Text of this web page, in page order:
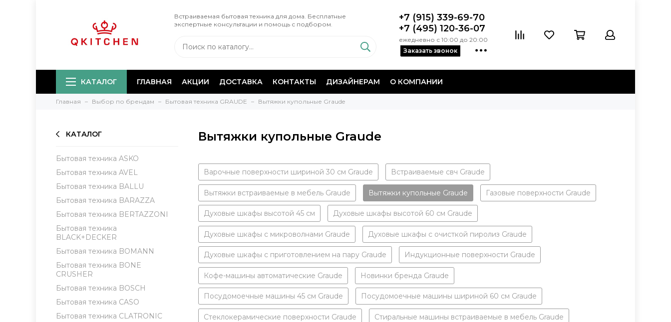
Встраиваемая бытовая техника для дома. Бесплатные
экспертные консультации и помощь с подбором.
+7 (915) 339-69-70
+7 (495) 120-36-07
ежедневно с 10:00 до 20:00
Заказать звонок
КАТАЛОГ ГЛАВНАЯ АКЦИИ ДОСТАВКА КОНТАКТЫ ДИЗАЙНЕРАМ О КОМПАНИИ
Главная Выбор по брендам Бытовая техника GRAUDE Вытяжки купольные Graude
КАТАЛОГ
Бытовая техника ASKO
Бытовая техника AVEL
Бытовая техника BALLU
Бытовая техника BARAZZA
Бытовая техника BERTAZZONI
Бытовая техника
BLACK+DECKER
Бытовая техника BOMANN
Бытовая техника BONE
CRUSHER
Бытовая техника BOSCH
Бытовая техника CASO
Бытовая техника CLATRONIC
Вытяжки купольные Graude
Варочные поверхности шириной 30 см Graude Встраиваемые свч Graude
Вытяжки встраиваемые в мебель Graude Вытяжки купольные Graude Газовые поверхности Graude
Духовые шкафы высотой 45 см Духовые шкафы высотой 60 см Graude
Духовые шкафы с микроволнами Graude Духовые шкафы с очисткой пиролиз Graude
Духовые шкафы с приготовлением на пару Graude Индукционные поверхности Graude
Кофе-машины автоматические Graude Новинки бренда Graude
Посудомоечные машины 45 см Graude Посудомоечные машины шириной 60 см Graude
Стеклокерамические поверхности Graude Стиральные машины встраиваемые в мебель Graude